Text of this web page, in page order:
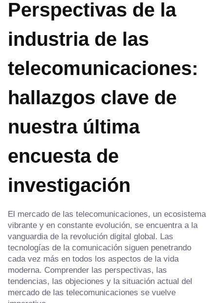
Perspectivas de la
industria de las
telecomunicaciones:
hallazgos clave de
nuestra última
encuesta de
investigación
El mercado de las telecomunicaciones, un ecosistema
vibrante y en constante evolución, se encuentra a la
vanguardia de la revolución digital global. Las
tecnologías de la comunicación siguen penetrando
cada vez más en todos los aspectos de la vida
moderna. Comprender las perspectivas, las
tendencias, las objeciones y la situación actual del
mercado de las telecomunicaciones se vuelve